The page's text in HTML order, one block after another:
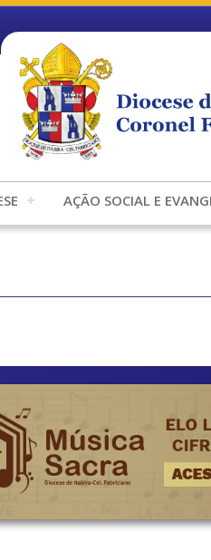
AÇÃO SOCIAL E